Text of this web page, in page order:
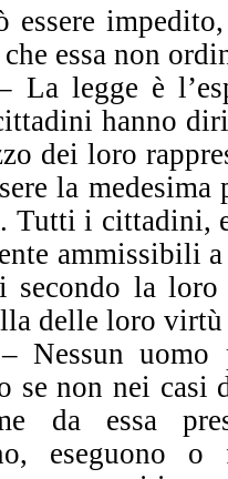
essere
essa non
La legge è
hanno
dei loro
la
Tutti i cittadini,
ammissibili
secondo la loro
delle loro
Nessun uomo
se non nei casi
da essa
eseguono